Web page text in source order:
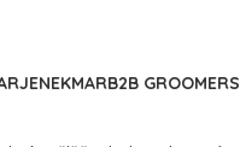
NEKMARB2B GROOMERS